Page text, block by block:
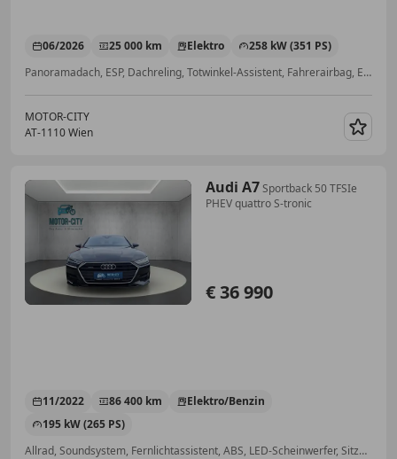
06/2026 25 000 km Elektro
258 kW (351 PS)
Panoramadach, ESP, Dachreling, Totwinkel-Assistent, Fahrerairbag, Elektrische Sitze, Beifahrerairbag, Reifendruckkontrollsystem
MOTOR-CITY
AT-1110 Wien
Audi A7Sportback 50 TFSIe
PHEV quattro S-tronic
€ 36 990
11/2022 86 400 km
Elektro/Benzin
195 kW (265 PS)
Allrad, Soundsystem, Fernlichtassistent, ABS, LED-Scheinwerfer, Sitzheizung, ESP, Beifahrerairbag